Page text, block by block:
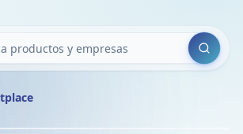
Buscar